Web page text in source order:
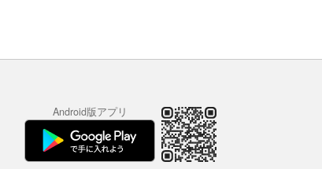
Android版アプリ